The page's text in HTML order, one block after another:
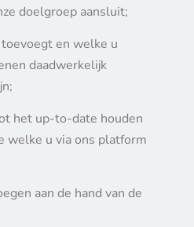
doelgroep aansluit;
en welke u
daadwerkelijk
het up-to-date houden
welke u via ons platform
aan de hand van de